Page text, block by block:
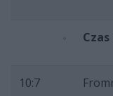
10:7